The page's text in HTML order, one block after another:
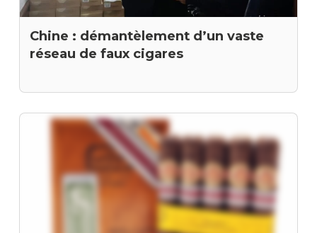
Chine : démantèlement d’un vaste
réseau de faux cigares